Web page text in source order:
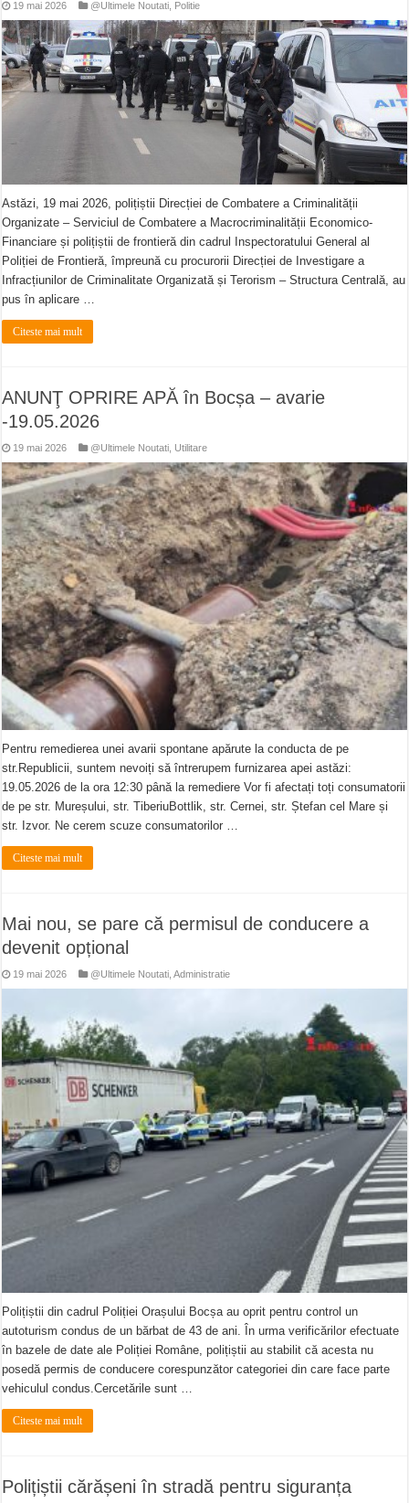
19 mai 2026 @Ultimele Noutati Politie
Astăzi, 19 mai 2026, polițiștii Direcției de Combatere a Criminalității
Organizate – Serviciul de Combatere a Macrocriminalității Economico-
Financiare și polițiștii de frontieră din cadrul Inspectoratului General al
Poliției de Frontieră, împreună cu procurorii Direcției de Investigare a
Infracțiunilor de Criminalitate Organizată și Terorism – Structura Centrală, au
pus în aplicare …
Citeste mai mult
ANUNŢ OPRIRE APĂ în Bocșa – avarie
-19.05.2026
19 mai 2026 @Ultimele Noutati Utilitare
Pentru remedierea unei avarii spontane apărute la conducta de pe
str.Republicii, suntem nevoiți să întrerupem furnizarea apei astăzi:
19.05.2026 de la ora 12:30 până la remediere Vor fi afectați toți consumatorii
de pe str. Mureșului, str. TiberiuBottlik, str. Cernei, str. Ștefan cel Mare și
str. Izvor. Ne cerem scuze consumatorilor …
Citeste mai mult
Mai nou, se pare că permisul de conducere a
devenit opțional
19 mai 2026 @Ultimele Noutati ,Administratie
Polițiștii din cadrul Poliției Orașului Bocșa au oprit pentru control un
autoturism condus de un bărbat de 43 de ani. În urma verificărilor efectuate
în bazele de date ale Poliției Române, polițiștii au stabilit că acesta nu
posedă permis de conducere corespunzător categoriei din care face parte
vehiculul condus.Cercetările sunt …
Citeste mai mult
Polițiștii cărășeni în stradă pentru siguranța